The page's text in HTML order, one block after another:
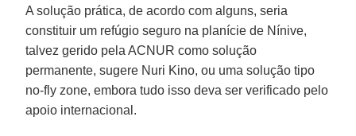
A solução prática, de acordo com alguns, seria
constituir um refúgio seguro na planície de Nínive,
talvez gerido pela ACNUR como solução
permanente, sugere Nuri Kino, ou uma solução tipo
no-fly zone, embora tudo isso deva ser verificado pelo
apoio internacional.